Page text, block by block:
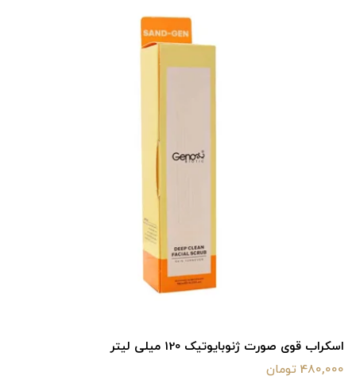
اسکراب قوی صورت ژنوبایوتیک 120 میلی لیتر
480,000 تومان